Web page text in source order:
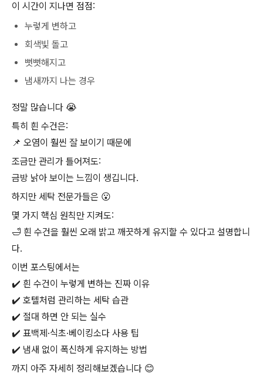
이 시간이 지나면 점점:
누렇게 변하고
회색빛 돌고
뻣뻣해지고
냄새까지 나는 경우
정말 많습니다 😭
특히 흰 수건은:
📌 오염이 훨씬 잘 보이기 때문에
조금만 관리가 틀어져도:
금방 낡아 보이는 느낌이 생깁니다.
하지만 세탁 전문가들은 😮
몇 가지 핵심 원칙만 지켜도:
🛁 흰 수건을 훨씬 오래 밝고 깨끗하게 유지할 수 있다고 설명합니
다.
이번 포스팅에서는
✔️ 흰 수건이 누렇게 변하는 진짜 이유
✔️ 호텔처럼 관리하는 세탁 습관
✔️ 절대 하면 안 되는 실수
✔️ 표백제·식초·베이킹소다 사용 팁
✔️ 냄새 없이 폭신하게 유지하는 방법
까지 아주 자세히 정리해보겠습니다 😊